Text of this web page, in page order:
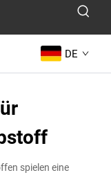
DE
spielen eine